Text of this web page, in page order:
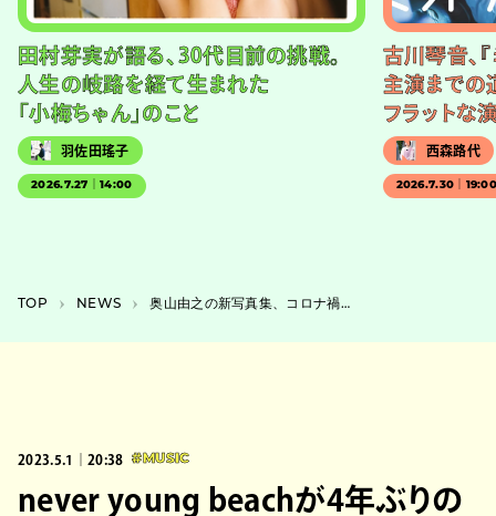
田村芽実が語る、30代目前の挑戦。
人生の岐路を経て生まれた
「小梅ちゃん」のこと
羽佐田瑤子
2026.7.27｜14:00
古川琴音、
主演までの
フラットな
西森路代
2026.7.30｜
TOP NEWS 奥山由之の新写真集、コロナ禍で撮影された約10万枚から724点収載
2023.5.1｜20:38 #MUSIC
never young beachが4年ぶりの